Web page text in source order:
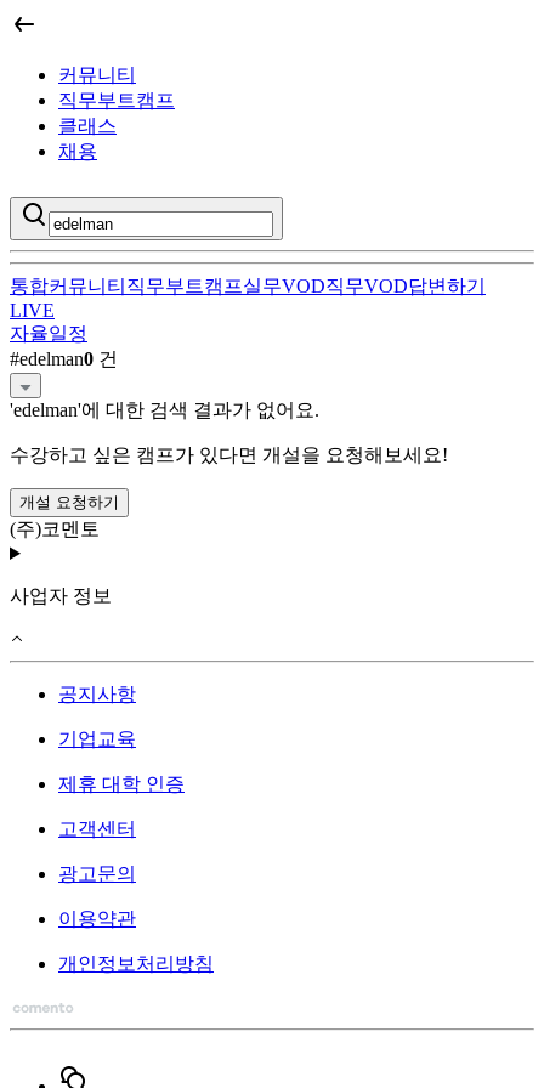
커뮤니티
직무부트캠프
클래스
채용
통합커뮤니티 직무부트캠프실무VOD직무VOD답변하기
edelman
LIVE
자율일정
#edelman0 건
'edelman'에 대한 검색 결과가 없어요.
수강하고 싶은 캠프가 있다면 개설을 요청해보세요!
개설 요청하기
(주)코멘토
사업자 정보
공지사항
기업교육
제휴 대학 인증
고객센터
광고문의
이용약관
개인정보처리방침